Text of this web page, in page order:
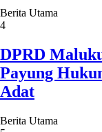
Berita Utama
4
DPRD
Payung
Adat
Berita Utama